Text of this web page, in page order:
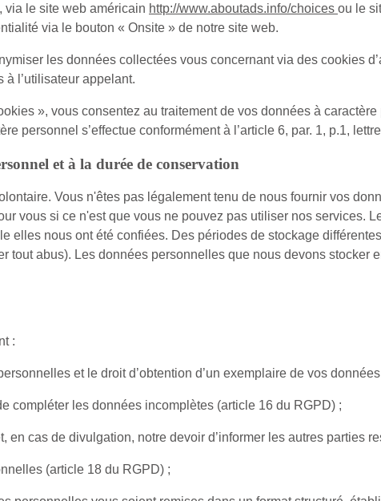
via le site web américain http://www.aboutads.info/choices ou le
via le bouton « Onsite » de notre site web.
les données collectées vous concernant via des cookies
à l’utilisateur appelant.
», vous consentez au traitement de vos données à
personnel s’effectue conformément à l’article 6, par. 1, p.1,
et à la durée de conservation
Vous n'êtes pas légalement tenu de nous fournir vos
vous si ce n'est que vous ne pouvez pas utiliser nos services.
elles nous ont été confiées. Des périodes de stockage
tout abus). Les données personnelles que nous devons stocker
:
et le droit d’obtention d’un exemplaire de vos
compléter les données incomplètes (article 16 du RGPD) ;
en cas de divulgation, notre devoir d’informer les autres parties
(article 18 du RGPD) ;